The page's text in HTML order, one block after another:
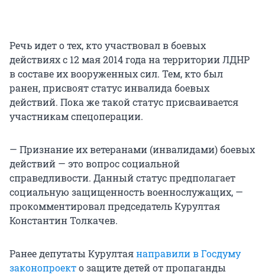
Речь идет о тех, кто участвовал в боевых
действиях с 12 мая 2014 года на территории ЛДНР
в составе их вооруженных сил. Тем, кто был
ранен, присвоят статус инвалида боевых
действий. Пока же такой статус присваивается
участникам спецоперации.
— Признание их ветеранами (инвалидами) боевых
действий — это вопрос социальной
справедливости. Данный статус предполагает
социальную защищенность военнослужащих, —
прокомментировал председатель Курултая
Константин Толкачев.
Ранее депутаты Курултаянаправили в Госдуму
законопроекто защите детей от пропаганды